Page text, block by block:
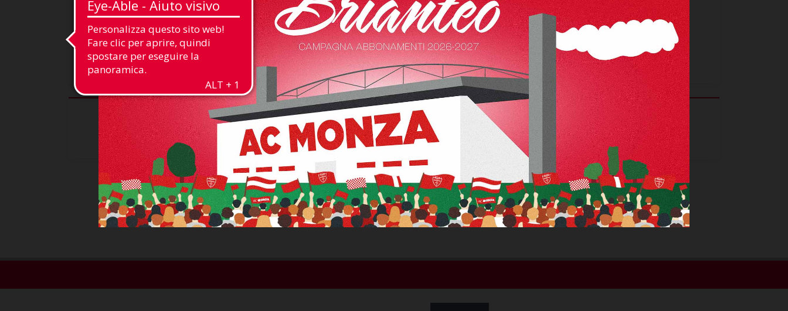
Difensore
Posizione
Italia
Nazionalità
06/02/2006
Data di nascita
Italia
Luogo di nascita
0 cm
Altezza
0 kg
Peso
Destro
Piede
22
Presenze
1046'
Minuti giocati
0
Goal Assist
2
Ammonizioni
0
Espulsioni
Caricamento...